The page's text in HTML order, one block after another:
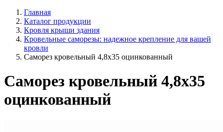
Главная
Каталог продукции
Кровля крыши здания
Кровельные саморезы: надежное крепление для вашей
кровли
Саморез кровельный 4,8х35 оцинкованный
Саморез кровельный 4,8х35
оцинкованный